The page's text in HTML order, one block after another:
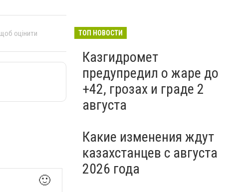
оцінити
🙂
ТОП НОВОСТИ
Казгидромет
предупредил о жаре до
+42, грозах и граде 2
августа
Какие изменения ждут
казахстанцев с августа
2026 года